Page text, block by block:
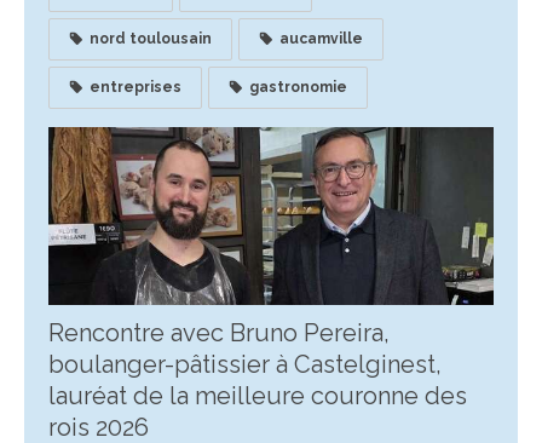
nord toulousain aucamville
entreprises gastronomie
Rencontre avec Bruno Pereira,
boulanger-pâtissier à Castelginest,
lauréat de la meilleure couronne des
rois 2026